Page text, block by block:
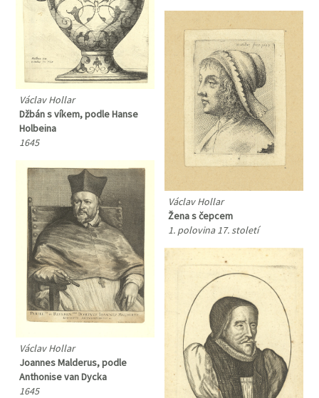
Václav Hollar
Džbán s víkem, podle Hanse
Holbeina
1645
Václav Hollar
Žena s čepcem
1. polovina 17. století
Václav Hollar
Joannes Malderus, podle
Anthonise van Dycka
1645